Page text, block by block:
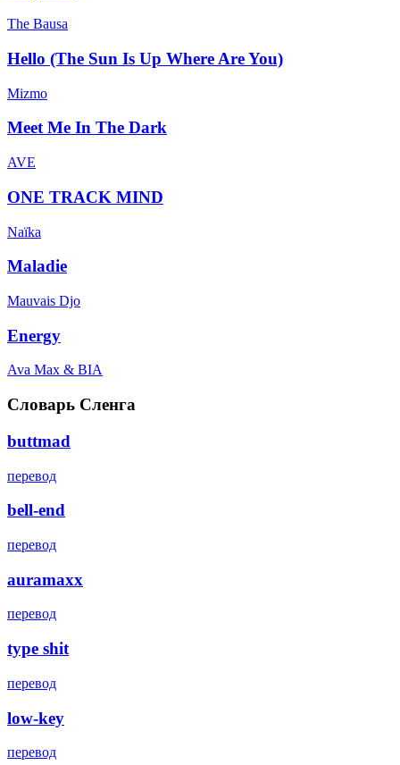
The Bausa
Hello (The Sun Is Up Where Are You)
Mizmo
Meet Me In The Dark
AVE
ONE TRACK MIND
Naïka
Maladie
Mauvais Djo
Energy
Ava Max & BIA
Словарь Сленга
buttmad
перевод
bell-end
перевод
auramaxx
перевод
type shit
перевод
low-key
перевод